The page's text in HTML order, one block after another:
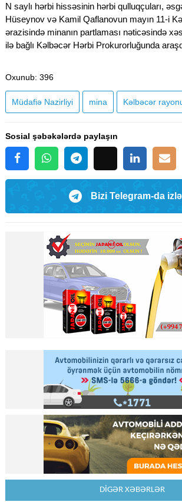
N saylı hərbi hissəsinin hərbi qulluqçuları,
Hüseynov və Kamil Qaflanovun mayın 11-i
ərazisində minanın partlaması nəticəsində
ilə bağlı Kəlbəcər Hərbi Prokurorluğunda
Oxunub: 396
Müdafiə Nazirliyi mina Kəlbəcər
Sosial şəbəkələrdə paylaşın
Bizi Telegram-da
DİGƏR XƏBƏRLƏR